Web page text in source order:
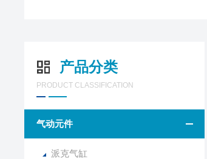
产品分类
PRODUCT CLASSIFICATION
气动元件
派克气缸